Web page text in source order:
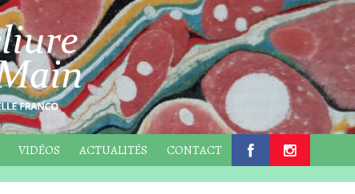
VIDÉOS ACTUALITÉS CONTACT